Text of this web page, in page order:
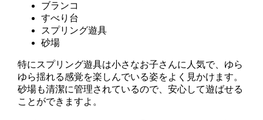
ブランコ
すべり台
スプリング遊具
砂場
特にスプリング遊具は小さなお子さんに人気で、ゆら
ゆら揺れる感覚を楽しんでいる姿をよく見かけます。
砂場も清潔に管理されているので、安心して遊ばせる
ことができますよ。